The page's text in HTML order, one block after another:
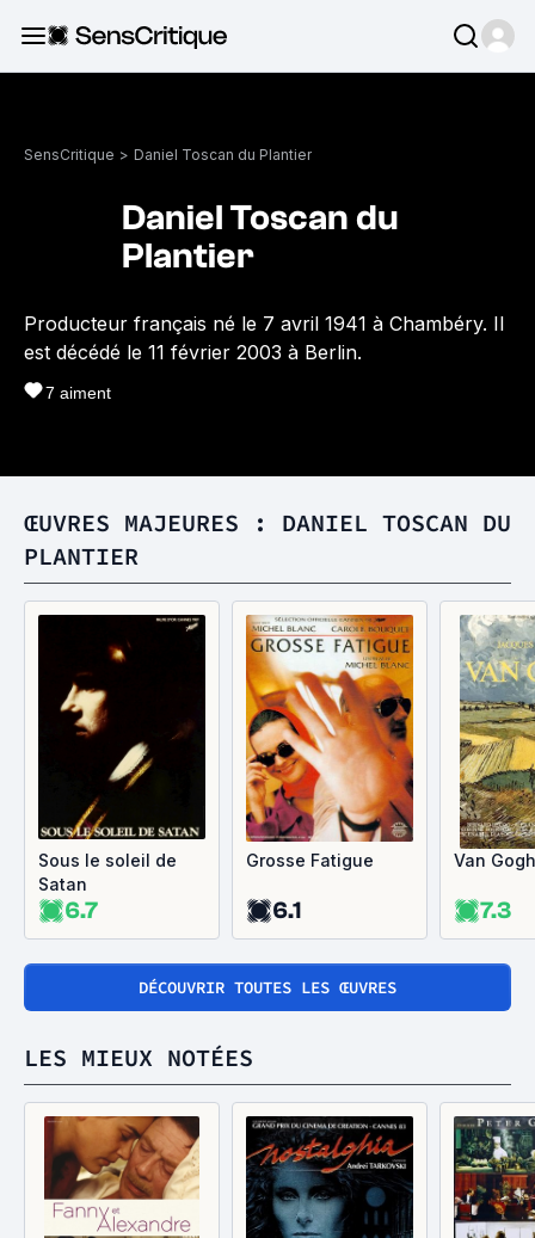
SensCritique > Daniel Toscan du Plantier
Daniel Toscan du
Plantier
Producteur français né le 7 avril 1941 à Chambéry. Il
est décédé le 11 février 2003 à Berlin.
7 aiment
ŒUVRES MAJEURES : DANIEL TOSCAN DU
PLANTIER
Sous le soleil de
Satan
6.7
Grosse Fatigue
6.1
Van Gogh
7.3
DÉCOUVRIR TOUTES LES ŒUVRES
LES MIEUX NOTÉES